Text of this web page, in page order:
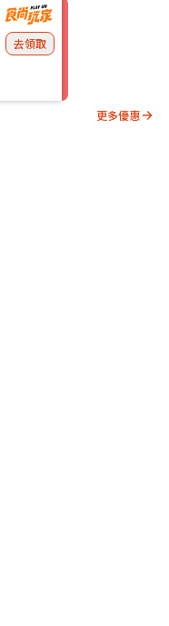
去領取
更多優惠